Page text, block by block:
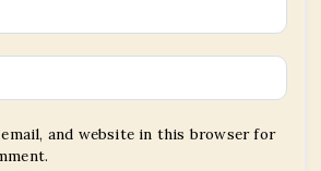
email, and website in this browser for